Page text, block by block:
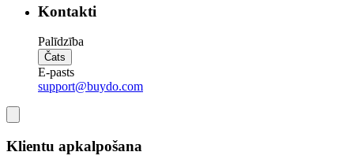
Kontakti
Palīdzība
Čats
E-pasts
support@buydo.com
Klientu apkalpošana